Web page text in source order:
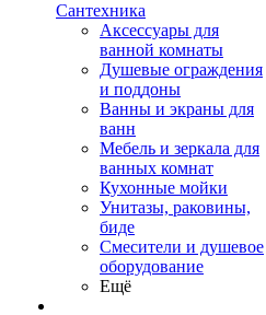
Сантехника
Аксессуары для
ванной комнаты
Душевые ограждения
и поддоны
Ванны и экраны для
ванн
Мебель и зеркала для
ванных комнат
Кухонные мойки
Унитазы, раковины,
биде
Смесители и душевое
оборудование
Ещё